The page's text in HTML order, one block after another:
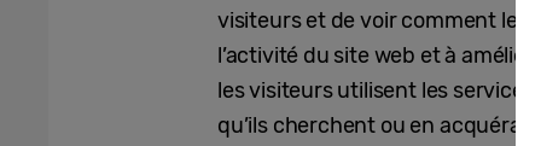
visiteurs et de voir comment les
l’activité du site web et à
les visiteurs utilisent les
qu’ils cherchent ou en